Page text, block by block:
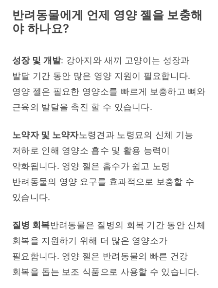
반려동물에게 언제 영양 젤을 보충해
야 하나요?
성장 및 개발: 강아지와 새끼 고양이는 성장과
발달 기간 동안 많은 영양 지원이 필요합니다.
영양 젤은 필요한 영양소를 빠르게 보충하고 뼈와
근육의 발달을 촉진 할 수 있습니다.
노약자 및 노약자노령견과 노령묘의 신체 기능
저하로 인해 영양소 흡수 및 활용 능력이
약화됩니다. 영양 젤은 흡수가 쉽고 노령
반려동물의 영양 요구를 효과적으로 보충할 수
있습니다.
질병 회복반려동물은 질병의 회복 기간 동안 신체
회복을 지원하기 위해 더 많은 영양소가
필요합니다. 영양 젤은 반려동물의 빠른 건강
회복을 돕는 보조 식품으로 사용할 수 있습니다.